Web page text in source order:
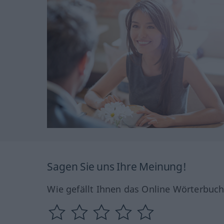
Sagen Sie uns Ihre Meinung!
Wie gefällt Ihnen das Online